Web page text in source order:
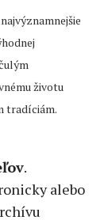
životu
tradíciám.
.
alebo